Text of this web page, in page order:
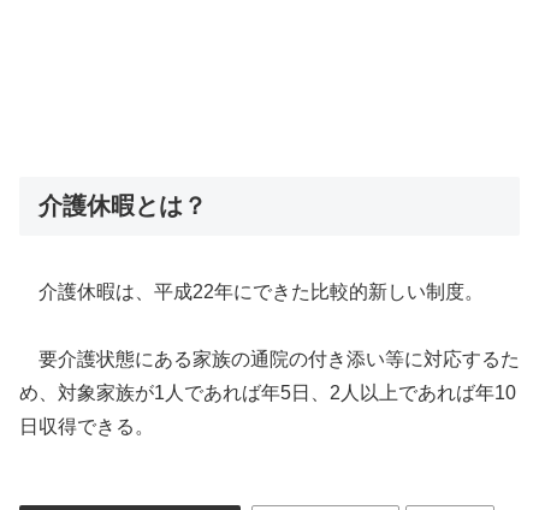
介護休暇とは？
介護休暇は、平成22年にできた比較的新しい制度。
要介護状態にある家族の通院の付き添い等に対応するた
め、対象家族が1人であれば年5日、2人以上であれば年10
日収得できる。